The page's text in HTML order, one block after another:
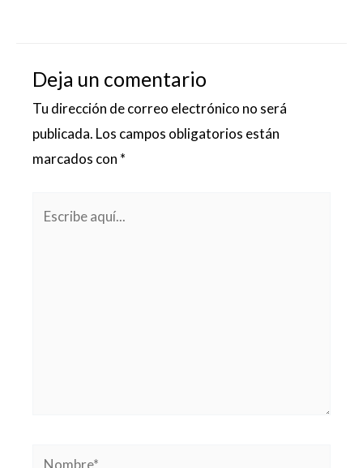
Deja un comentario
Tu dirección de correo electrónico no será
publicada. Los campos obligatorios están
marcados con *
Nombre*